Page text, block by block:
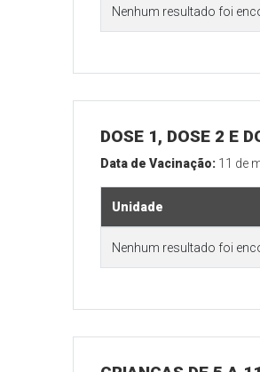
Nenhum resultado foi
DOSE 1, DOSE 2 E
Data de Vacinação: 11 de
Unidade
Nenhum resultado foi